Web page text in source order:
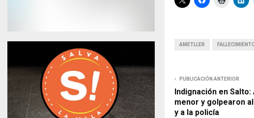
AMETLLER
PUBLICACIÓN ANTERIOR
Indignación en
menor y golpearon
y a la policía